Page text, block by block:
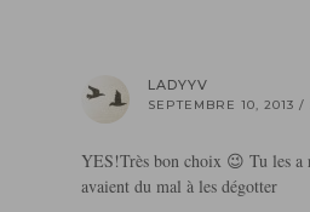
LADYYV
SEPTEMBRE 10, 2013 /
YES!Très bon choix 😉 Tu les a
avaient du mal à les dégotter